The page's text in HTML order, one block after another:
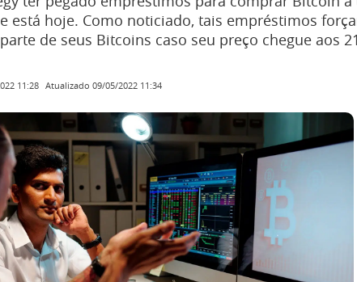
está hoje. Como noticiado, tais empréstimos
de seus Bitcoins caso seu preço chegue aos
11:28 Atualizado 09/05/2022 11:34